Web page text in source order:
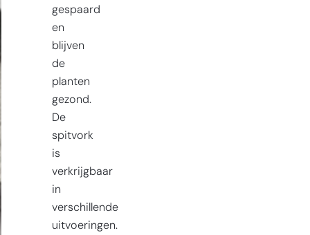
gespaard
en
blijven
de
planten
gezond.
De
spitvork
is
verkrijgbaar
in
verschillende
uitvoeringen.